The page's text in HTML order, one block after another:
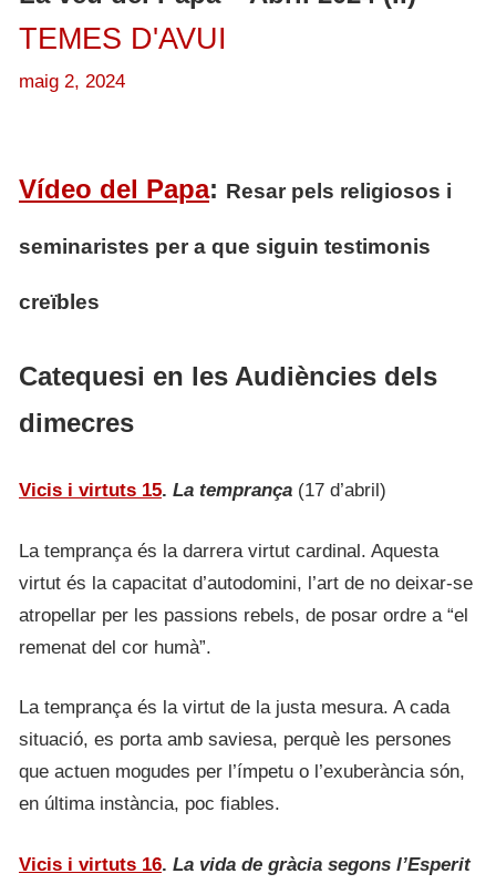
TEMES D'AVUI
maig 2, 2024
Vídeo del Papa: Resar pels religiosos i
seminaristes per a que siguin testimonis
creïbles
Catequesi en les Audiències dels
dimecres
Vicis i virtuts 15. La temprança (17 d’abril)
La temprança és la darrera virtut cardinal. Aquesta
virtut és la capacitat d’autodomini, l’art de no deixar-se
atropellar per les passions rebels, de posar ordre a “el
remenat del cor humà”.
La temprança és la virtut de la justa mesura. A cada
situació, es porta amb saviesa, perquè les persones
que actuen mogudes per l’ímpetu o l’exuberància són,
en última instància, poc fiables.
Vicis i virtuts 16. La vida de gràcia segons l’Esperit